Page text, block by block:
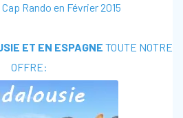
Rando en Février 2015
ET EN ESPAGNE TOUTE NOTRE
OFFRE: